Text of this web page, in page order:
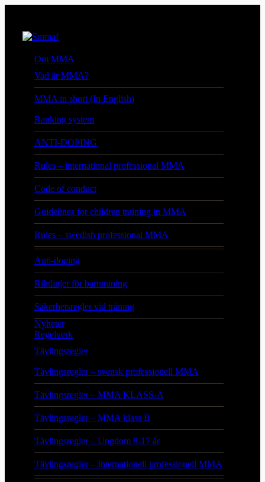
Om MMA
Vad är MMA?
MMA in short (In English)
Ranking system
ANTI-DOPING
Rules – international professional MMA
Code of conduct
Guidelines for children training in MMA
Rules – swedish professional MMA
Anti-doping
Riktlinjer för barnträning
Säkerhetsregler vid träning
Nyheter
Regelverk
Tävlingsregler
Tävlingsregler – svensk professionell MMA
Tävlingsregler – MMA KLASS-A
Tävlingsregler – MMA klass B
Tävlingsregler – Ungdom 8-17 år
Tävlingsregler – Internationell professionell MMA